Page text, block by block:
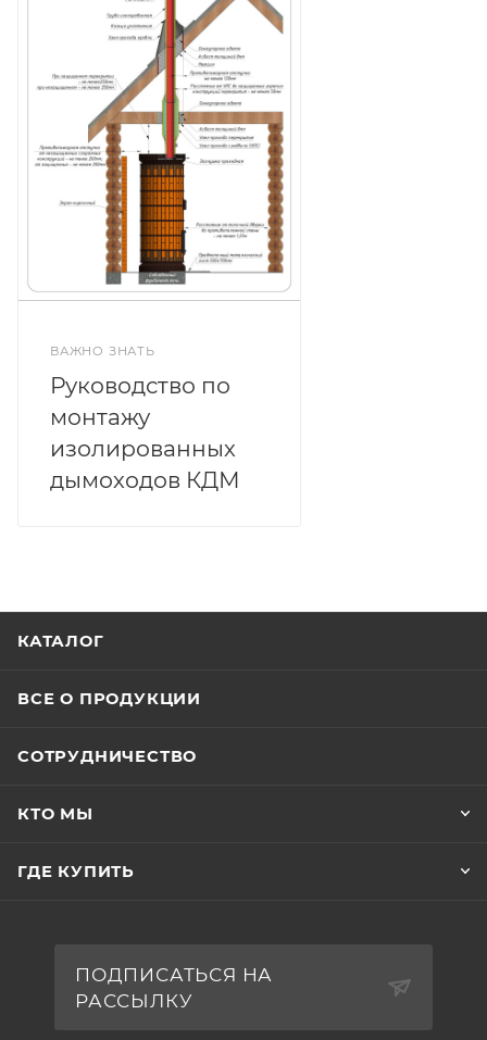
ВАЖНО ЗНАТЬ
Руководство по
монтажу
изолированных
дымоходов КДМ
КАТАЛОГ
ВСЕ О ПРОДУКЦИИ
СОТРУДНИЧЕСТВО
КТО МЫ
ГДЕ КУПИТЬ
ПОДПИСАТЬСЯ НА
РАССЫЛКУ